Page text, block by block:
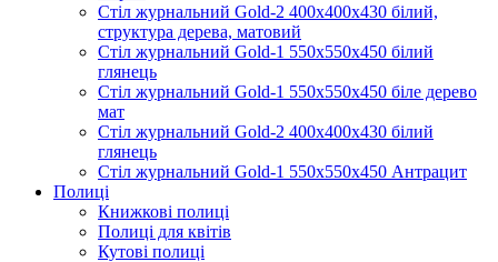
Стіл журнальний Gold-2 400х400х430 білий,
структура дерева, матовий
Стіл журнальний Gold-1 550х550х450 білий
глянець
Стіл журнальний Gold-1 550х550х450 біле дерево
мат
Стіл журнальний Gold-2 400х400х430 білий
глянець
Стіл журнальний Gold-1 550х550х450 Антрацит
Полиці
Книжкові полиці
Полиці для квітів
Кутові полиці